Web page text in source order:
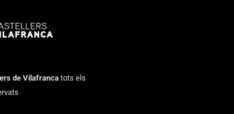
de Vilafranca tots els